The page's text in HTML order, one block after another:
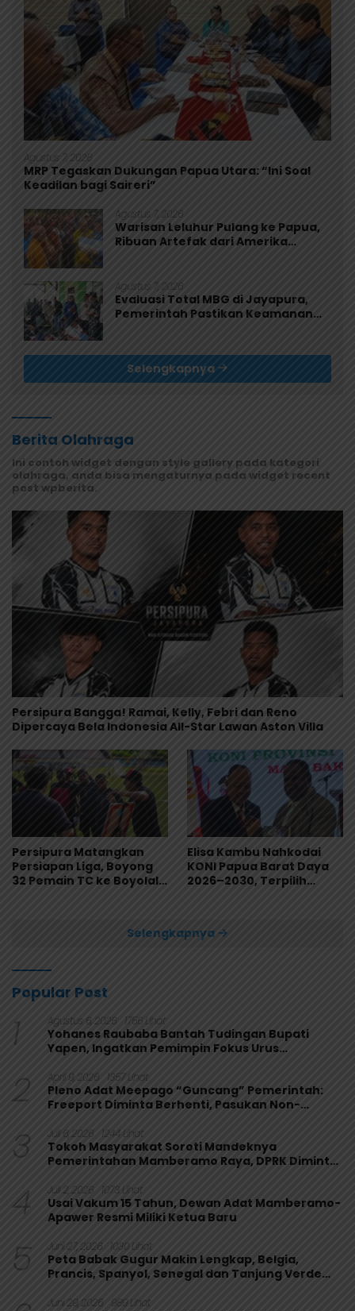
Agustus 7, 2026
MRP Tegaskan Dukungan Papua Utara: “Ini Soal
Keadilan bagi Saireri”
Agustus 7, 2026
Warisan Leluhur Pulang ke Papua,
Ribuan Artefak dari Amerika
Agustus 7, 2026
Evaluasi Total MBG di Jayapura,
Pemerintah Pastikan Keamanan
Selengkapnya
Berita Olahraga
Ini contoh widget dengan style gallery pada kategori
olahraga, anda bisa mengaturnya pada widget recent
post wpberita.
Persipura Bangga! Ramai, Kelly, Febri dan Reno
Dipercaya Bela Indonesia All-Star Lawan Aston Villa
Persipura Matangkan
Persiapan Liga, Boyong
32 Pemain TC ke Boyolali
Elisa Kambu Nahkodai
KONI Papua Barat Daya
2026–2030, Terpilih
Selengkapnya
Popular Post
1 Agustus 6, 2026 1756 Lihat
Yohanes Raubaba Bantah Tudingan Bupati
Yapen, Ingatkan Pemimpin Fokus Urus
2 April 9, 2026 1357 Lihat
Pleno Adat Meepago “Guncang” Pemerintah:
Freeport Diminta Berhenti, Pasukan Non-
3 Juli 6, 2026 1244 Lihat
Tokoh Masyarakat Soroti Mandeknya
Pemerintahan Mamberamo Raya, DPRK Diminta
4 Juli 2, 2026 1073 Lihat
Usai Vakum 15 Tahun, Dewan Adat Mamberamo-
Apawer Resmi Miliki Ketua Baru
5 Juni 27, 2026 1030 Lihat
Peta Babak Gugur Makin Lengkap, Belgia,
Prancis, Spanyol, Senegal dan Tanjung Verde
Juni 29, 2026 989 Lihat